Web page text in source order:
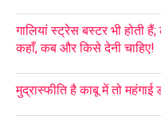
गालियां स्ट्रेस बस्टर भी होती
कहाँ, कब और किसे देनी चाहिए!
मुद्रास्फीति है काबू में तो महंगाई